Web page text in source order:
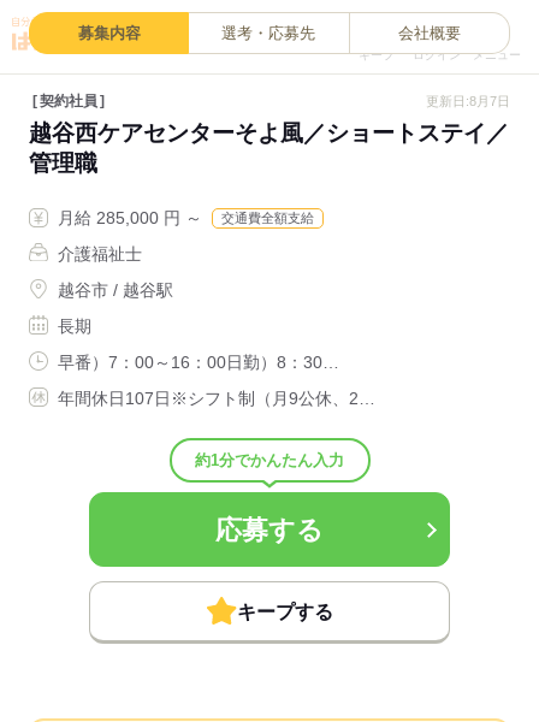
キープ ログイン メニュー
募集内容 選考・応募先 会社概要
契約社員 更新日:8月7日
越谷西ケアセンターそよ風／ショートステイ／
管理職
月給 285,000 円 ～ 交通費全額支給
介護福祉士
越谷市 / 越谷駅
長期
早番）7：00～16：00日勤）8：30…
年間休日107日※シフト制（月9公休、2…
約1分でかんたん入力
応募する
キープする